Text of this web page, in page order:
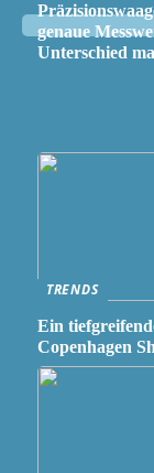
genaue
Unterschied
TRENDS
Ein
Copenhagen